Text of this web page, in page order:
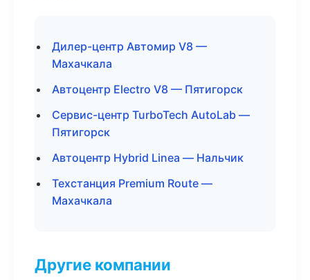
Дилер-центр Автомир V8 —
Махачкала
Автоцентр Electro V8 — Пятигорск
Сервис-центр TurboTech AutoLab —
Пятигорск
Автоцентр Hybrid Linea — Нальчик
Техстанция Premium Route —
Махачкала
Другие компании